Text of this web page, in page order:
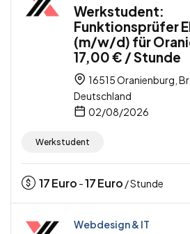
Werkstudent:
Funktionsprüfer
(m/w/d) für
17,00 € / Stunde
16515 Oranienburg,
Deutschland
02/08/2026
Werkstudent
17Euro -17Euro / Stunde
Webdesign & IT